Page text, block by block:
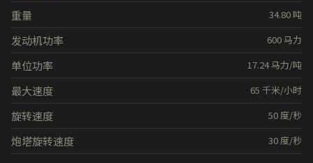
34.80 吨
重量
600马力
发动机功率
17.24马力/吨
单位功率
65 千米/小时
最大速度
50 度/秒
旋转速度
30 度/秒
炮塔旋转速度